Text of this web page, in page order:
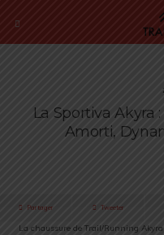
La Sportiva Akyra
Amorti,
Partager Tweeter
La chaussure de Trail/Running